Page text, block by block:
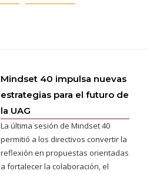
Mindset 40 impulsa nuevas
estrategias para el futuro de
la UAG
La última sesión de Mindset 40
permitió a los directivos convertir la
reflexión en propuestas orientadas
a fortalecer la colaboración, el